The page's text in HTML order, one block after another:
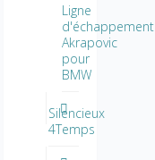
Ligne
d'échappement
Akrapovic
pour
BMW
Silencieux
4Temps